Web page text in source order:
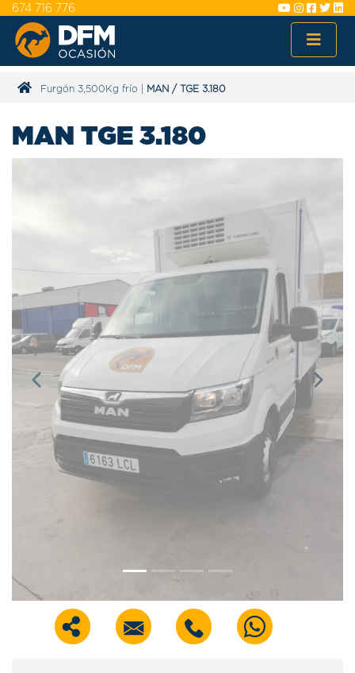
674 716 776
Furgón 3,500Kg frío MAN / TGE 3.180
MAN TGE 3.180
Previous Next